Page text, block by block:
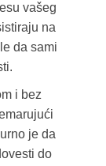
vašeg
na
da sami
i bez
je da
do